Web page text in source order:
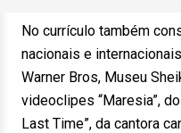
No currículo também
nacionais e
Warner Bros, Museu
videoclipes “Maresia”,
Last Time”, da cantora